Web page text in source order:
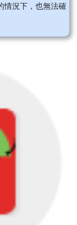
情況下，也無法確